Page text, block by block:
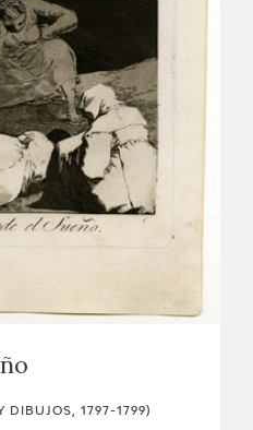
DIBUJOS, 1797-1799)